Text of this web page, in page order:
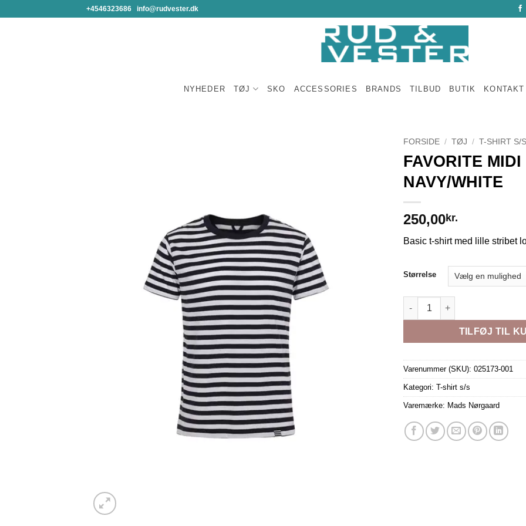
+4546323686 info@rudvester.dk
NYHEDER TØJ SKO ACCESSORIES BRANDS TILBUD BUTIK KONTAKT
FORSIDE / TØJ / T-SHIRT S/S
FAVORITE MIDI
NAVY/WHITE
250,00kr.
Basic t-shirt med lille stribet
Størrelse
FAVORITE MIDI NAVY/WHITE
TILFØJ TIL
Varenummer (SKU): 025173-001
Kategori: T-shirt s/s
Varemærke: Mads Nørgaard